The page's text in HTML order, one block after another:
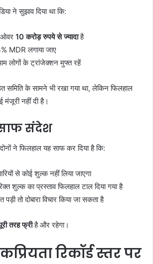
ने सुझाव दिया था कि:
10 करोड़ रुपये से ज्यादाहै
MDR लगाया जाए
लोगों के ट्रांजेक्शन मुफ्त रहें
समिति के सामने भी रखा गया था, लेकिन फिलहाल
नहीं दी है।
संदेश
ने फिलहाल यह साफ कर दिया है कि:
से कोई शुल्क नहीं लिया जाएगा
शुल्क का प्रस्ताव फिलहाल टाल दिया गया है
तो दोबारा विचार किया जा सकता है
तरह फ्रीहै और रहेगा।
रिकॉर्ड स्तर पर